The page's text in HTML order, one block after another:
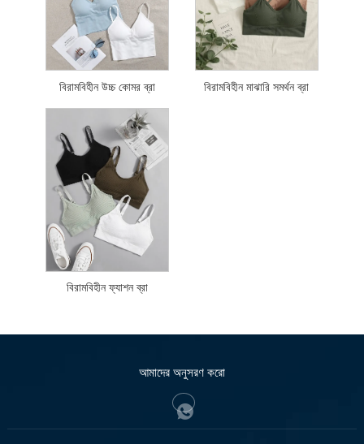
বিরামবিহীন উচ্চ কোমর ব্রা বিরামবিহীন মাঝারি সমর্থন ব্রা
বিরামবিহীন ফ্যাশন ব্রা
আমাদের অনুসরণ করো